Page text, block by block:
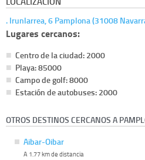
. Irunlarrea, 6 Pamplona (31008
Lugares cercanos:
Centro de la ciudad: 2000
Playa: 85000
Campo de golf: 8000
Estación de autobuses: 2000
OTROS DESTINOS CERCANOS A
Aibar-Oibar
A 1.77 km de distancia